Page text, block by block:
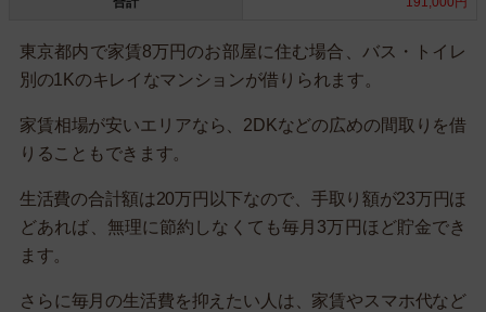
東京都内で家賃8万円のお部屋に住む場合、バス・トイレ
別の1Kのキレイなマンションが借りられます。
家賃相場が安いエリアなら、2DKなどの広めの間取りを借
りることもできます。
生活費の合計額は20万円以下なので、手取り額が23万円ほ
どあれば、無理に節約しなくても毎月3万円ほど貯金でき
ます。
さらに毎月の生活費を抑えたい人は、家賃やスマホ代など